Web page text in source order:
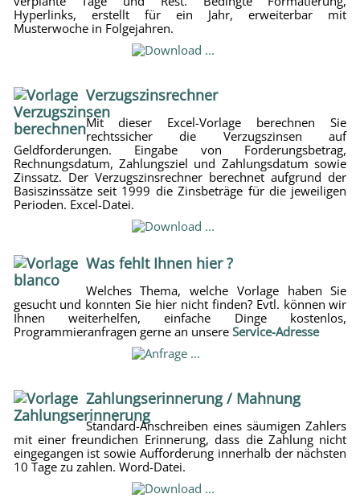
Hyperlinks, erstellt für ein Jahr, erweiterbar mit
Musterwoche in Folgejahren.
Verzugszinsrechner
Mit dieser Excel-Vorlage berechnen Sie
rechtssicher die Verzugszinsen auf
Geldforderungen. Eingabe von Forderungsbetrag,
Rechnungsdatum, Zahlungsziel und Zahlungsdatum sowie
Zinssatz. Der Verzugszinsrechner berechnet aufgrund der
Basiszinssätze seit 1999 die Zinsbeträge für die jeweiligen
Perioden. Excel-Datei.
Was fehlt Ihnen hier ?
Welches Thema, welche Vorlage haben Sie
gesucht und konnten Sie hier nicht finden? Evtl. können wir
Ihnen weiterhelfen, einfache Dinge kostenlos,
Programmieranfragen gerne an unsere Service-Adresse
Zahlungserinnerung / Mahnung
Standard-Anschreiben eines säumigen Zahlers
mit einer freundichen Erinnerung, dass die Zahlung nicht
eingegangen ist sowie Aufforderung innerhalb der nächsten
10 Tage zu zahlen. Word-Datei.